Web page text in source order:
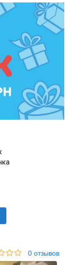
0 отзывов